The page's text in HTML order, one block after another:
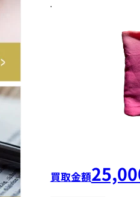
買取金額